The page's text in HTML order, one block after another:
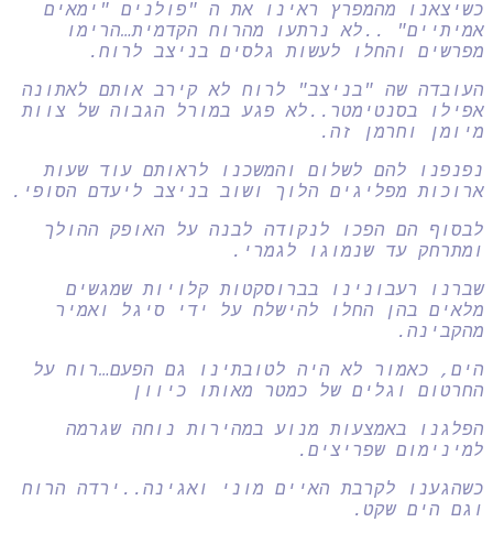
כשיצאנו מהמפרץ ראינו את ה "פולנים "ימאים
אמיתיים" ..לא נרתעו מהרוח הקדמית…הרימו
מפרשים והחלו לעשות גלסים בניצב לרוח.
העובדה שה "בניצב" לרוח לא קירב אותם לאתונה
אפילו בסנטימטר..לא פגע במורל הגבוה של צוות
מיומן וחרמן זה.
נפנפנו להם לשלום והמשכנו לראותם עוד שעות
ארוכות מפליגים הלוך ושוב בניצב ליעדם הסופי.
לבסוף הם הפכו לנקודה לבנה על האופק ההולך
ומתרחק עד שנמוגו לגמרי.
שברנו רעבונינו בברוסקטות קלויות שמגשים
מלאים בהן החלו להישלח על ידי סיגל ואמיר
מהקבינה.
הים, כאמור לא היה לטובתינו גם הפעם…רוח על
החרטום וגלים של כמטר מאותו כיוון
הפלגנו באמצעות מנוע במהירות נוחה שגרמה
למינימום שפריצים.
כשהגענו לקרבת האיים מוני ואגינה..ירדה הרוח
וגם הים שקט.